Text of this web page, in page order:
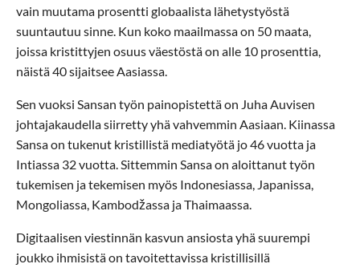
vain muutama prosentti globaalista lähetystyöstä
suuntautuu sinne. Kun koko maailmassa on 50 maata,
joissa kristittyjen osuus väestöstä on alle 10 prosenttia,
näistä 40 sijaitsee Aasiassa.
Sen vuoksi Sansan työn painopistettä on Juha Auvisen
johtajakaudella siirretty yhä vahvemmin Aasiaan. Kiinassa
Sansa on tukenut kristillistä mediatyötä jo 46 vuotta ja
Intiassa 32 vuotta. Sittemmin Sansa on aloittanut työn
tukemisen ja tekemisen myös Indonesiassa, Japanissa,
Mongoliassa, Kambodžassa ja Thaimaassa.
Digitaalisen viestinnän kasvun ansiosta yhä suurempi
joukko ihmisistä on tavoitettavissa kristillisillä